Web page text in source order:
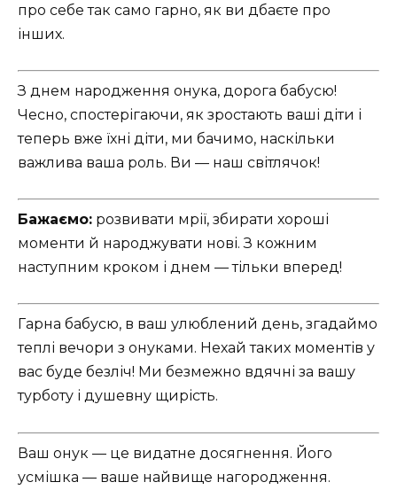
про себе так само гарно, як ви дбаєте про
інших.
З днем народження онука, дорога бабусю!
Чесно, спостерігаючи, як зростають ваші діти і
теперь вже їхні діти, ми бачимо, наскільки
важлива ваша роль. Ви — наш світлячок!
Бажаємо: розвивати мрії, збирати хороші
моменти й народжувати нові. З кожним
наступним кроком і днем — тільки вперед!
Гарна бабусю, в ваш улюблений день, згадаймо
теплі вечори з онуками. Нехай таких моментів у
вас буде безліч! Ми безмежно вдячні за вашу
турботу і душевну щирість.
Ваш онук — це видатне досягнення. Його
усмішка — ваше найвище нагородження.